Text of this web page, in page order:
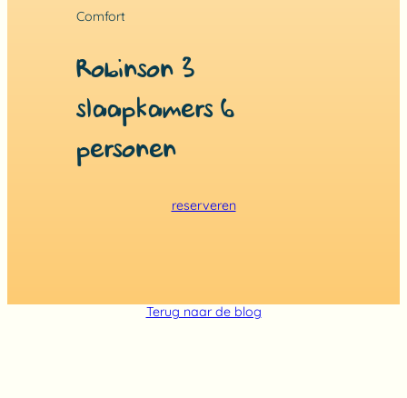
Comfort
Robinson 3
slaapkamers 6
personen
reserveren
Terug naar de blog